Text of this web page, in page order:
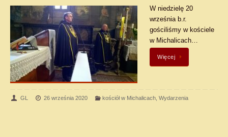
W niedzielę 20
września b.r.
gościliśmy w kościele
w Michalicach…
Więcej
GL 26 września 2020 kościół w Michalicach, Wydarzenia